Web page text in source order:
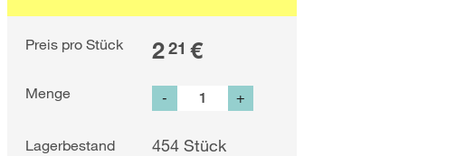
Preis pro Stück 221 €
Menge - +
Lagerbestand 454 Stück